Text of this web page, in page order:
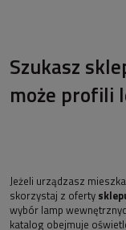
Szukasz
może profili
Jeżeli urządzasz
skorzystaj z oferty
wybór lamp
katalog obejmuje